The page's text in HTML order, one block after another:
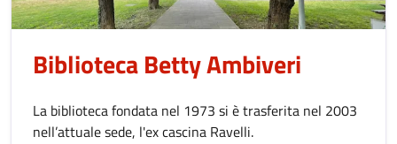
Biblioteca Betty Ambiveri
La biblioteca fondata nel 1973 si è trasferita nel 2003
nell’attuale sede, l'ex cascina Ravelli.